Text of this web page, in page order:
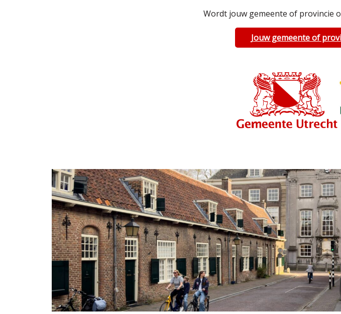
Wordt jouw gemeente of provincie
Jouw gemeente of